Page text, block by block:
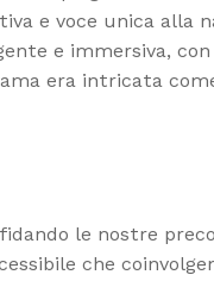
e voce unica alla
e immersiva,
era intricata
le nostre
che